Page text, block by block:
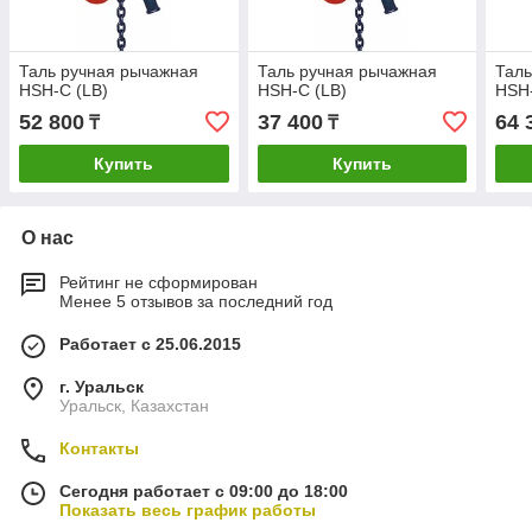
Таль ручная рычажная
HSH-C (LB)
52 800 ₸
Купить
Таль ручная рычажная
HSH-C (LB)
37 400₸
Купить
64
О нас
Рейтинг не сформирован
Менее 5 отзывов за последний год
Работает с 25.06.2015
г. Уральск
Уральск, Казахстан
Контакты
Сегодня работает с 09:00 до 18:00
Показать весь график работы